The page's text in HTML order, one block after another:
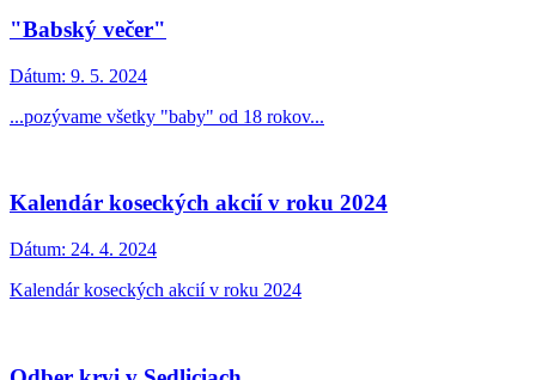
"Babský večer"
Dátum: 9. 5. 2024
...pozývame všetky "baby" od 18 rokov...
Kalendár koseckých akcií v roku 2024
Dátum: 24. 4. 2024
Kalendár koseckých akcií v roku 2024